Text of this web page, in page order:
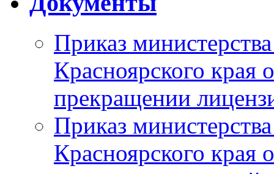
Приказ
Красноярского
прекращении
Приказ
Красноярского